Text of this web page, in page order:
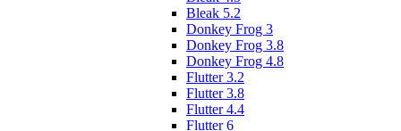
Bleak 5.2
Donkey Frog 3
Donkey Frog 3.8
Donkey Frog 4.8
Flutter 3.2
Flutter 3.8
Flutter 4.4
Flutter 6